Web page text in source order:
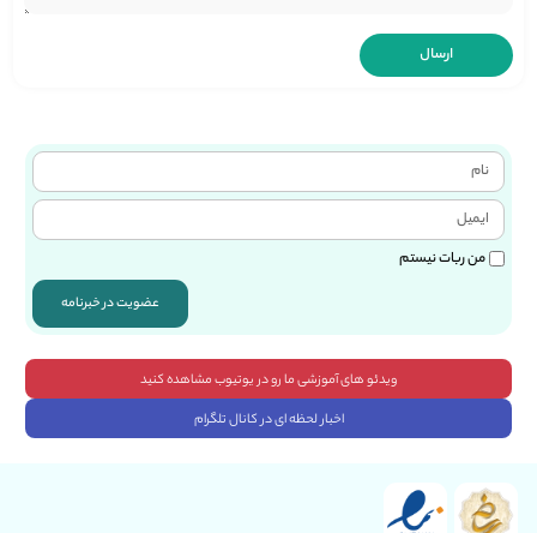
من ربات نیستم
عضویت در خبرنامه
ویدئو های آموزشی ما رو در یوتیوب مشاهده کنید
اخبار لحظه ای در کانال تلگرام